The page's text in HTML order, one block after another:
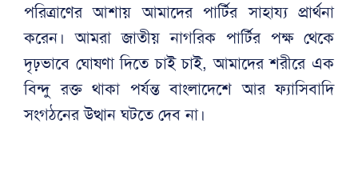
পরিত্রাণের আশায় আমাদের পার্টির সাহায্য প্রার্থনা
করেন। আমরা জাতীয় নাগরিক পার্টির পক্ষ থেকে
দৃঢ়ভাবে ঘোষণা দিতে চাই চাই, আমাদের শরীরে এক
বিন্দু রক্ত থাকা পর্যন্ত বাংলাদেশে আর ফ্যাসিবাদি
সংগঠনের উত্থান ঘটতে দেব না।